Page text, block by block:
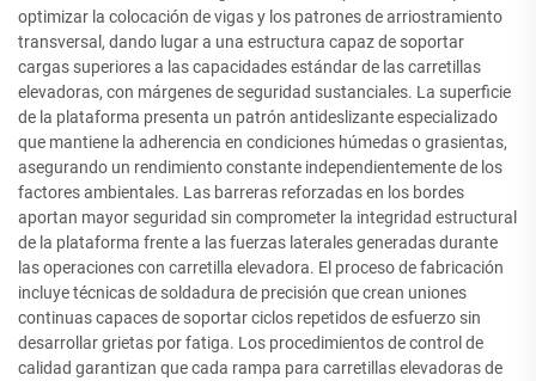
optimizar la colocación de vigas y los patrones de arriostramiento
transversal, dando lugar a una estructura capaz de soportar
cargas superiores a las capacidades estándar de las carretillas
elevadoras, con márgenes de seguridad sustanciales. La superficie
de la plataforma presenta un patrón antideslizante especializado
que mantiene la adherencia en condiciones húmedas o grasientas,
asegurando un rendimiento constante independientemente de los
factores ambientales. Las barreras reforzadas en los bordes
aportan mayor seguridad sin comprometer la integridad estructural
de la plataforma frente a las fuerzas laterales generadas durante
las operaciones con carretilla elevadora. El proceso de fabricación
incluye técnicas de soldadura de precisión que crean uniones
continuas capaces de soportar ciclos repetidos de esfuerzo sin
desarrollar grietas por fatiga. Los procedimientos de control de
calidad garantizan que cada rampa para carretillas elevadoras de